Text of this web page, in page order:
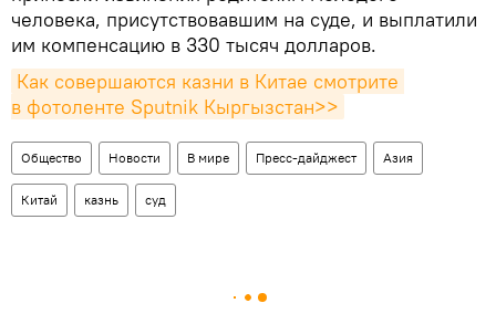
человека, присутствовавшим на суде, и выплатили
им компенсацию в 330 тысяч долларов.
Как совершаются казни в Китае смотрите
в фотоленте Sputnik Кыргызстан>>
Общество Новости В мире Пресс-дайджест Азия
Китай казнь суд